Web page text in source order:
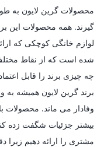
محصولات گرین لایون به
گیرند. همه محصولات این
لوازم خانگی کوچکی که
شده است که از نقاط
چه چیزی برند را قابل
برند گرین لایون همیشه
وفادار می ماند. محصولات
بیشتر جزئیات شگفت زده
مشتری را ارائه دهیم